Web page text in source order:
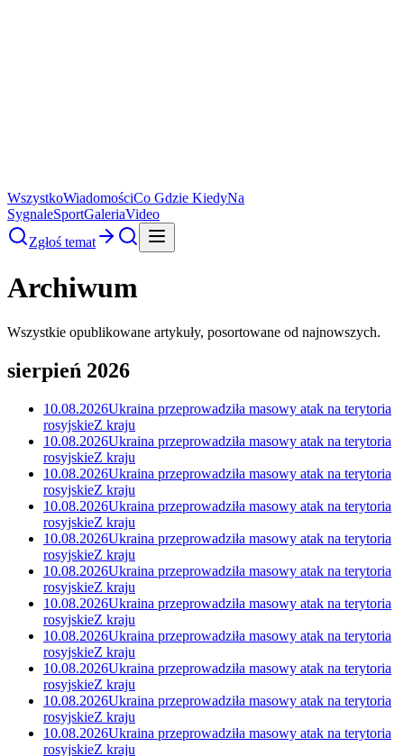
WszystkoWiadomościCo Gdzie KiedyNa
SygnaleSportGaleriaVideo
Zgłoś temat
Archiwum
Wszystkie opublikowane artykuły, posortowane od najnowszych.
sierpień 2026
10.08.2026Ukraina przeprowadziła masowy atak na terytoria
rosyjskieZ kraju
10.08.2026Ukraina przeprowadziła masowy atak na terytoria
rosyjskieZ kraju
10.08.2026Ukraina przeprowadziła masowy atak na terytoria
rosyjskieZ kraju
10.08.2026Ukraina przeprowadziła masowy atak na terytoria
rosyjskieZ kraju
10.08.2026Ukraina przeprowadziła masowy atak na terytoria
rosyjskieZ kraju
10.08.2026Ukraina przeprowadziła masowy atak na terytoria
rosyjskieZ kraju
10.08.2026Ukraina przeprowadziła masowy atak na terytoria
rosyjskieZ kraju
10.08.2026Ukraina przeprowadziła masowy atak na terytoria
rosyjskieZ kraju
10.08.2026Ukraina przeprowadziła masowy atak na terytoria
rosyjskieZ kraju
10.08.2026Ukraina przeprowadziła masowy atak na terytoria
rosyjskieZ kraju
10.08.2026Ukraina przeprowadziła masowy atak na terytoria
rosyjskieZ kraju